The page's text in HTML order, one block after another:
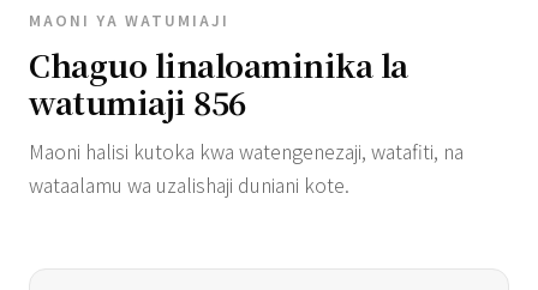
MAONI YA WATUMIAJI
Chaguo linaloaminika la
watumiaji 856
Maoni halisi kutoka kwa watengenezaji, watafiti, na
wataalamu wa uzalishaji duniani kote.